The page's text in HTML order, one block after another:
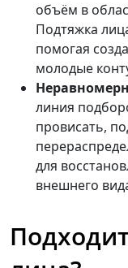
объём в
Подтяжка
помогая
молодые
линия
провисать,
для
внешнего